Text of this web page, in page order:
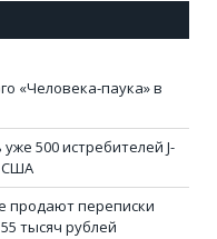
«Человека-паука» в
500 истребителей J-
США
продают переписки
тысяч рублей